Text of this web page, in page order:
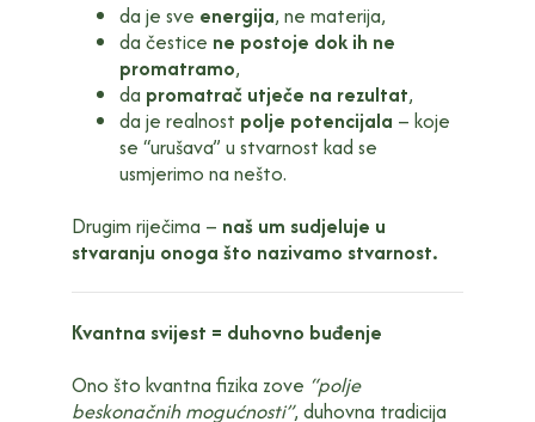
da je sve energija, ne materija,
da čestice ne postoje dok ih ne
promatramo,
da promatrač utječe na rezultat,
da je realnost polje potencijala – koje
se “urušava” u stvarnost kad se
usmjerimo na nešto.
Drugim riječima – naš um sudjeluje u
stvaranju onoga što nazivamo stvarnost.
Kvantna svijest = duhovno buđenje
Ono što kvantna fizika zove “polje
beskonačnih mogućnosti”, duhovna tradicija